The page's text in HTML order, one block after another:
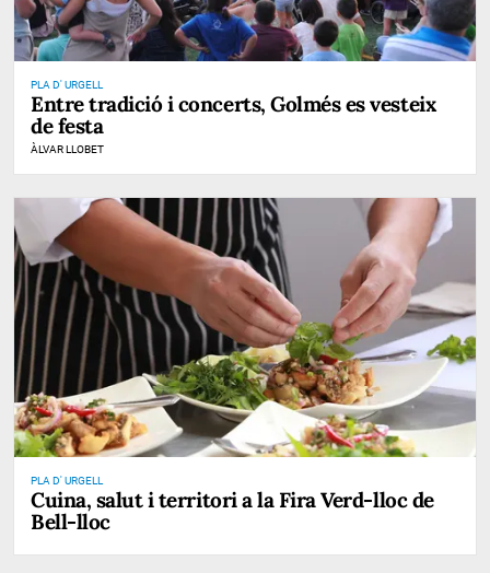
PLA D' URGELL
Entre tradició i concerts, Golmés es vesteix
de festa
ÀLVAR LLOBET
PLA D' URGELL
Cuina, salut i territori a la Fira Verd-lloc de
Bell-lloc